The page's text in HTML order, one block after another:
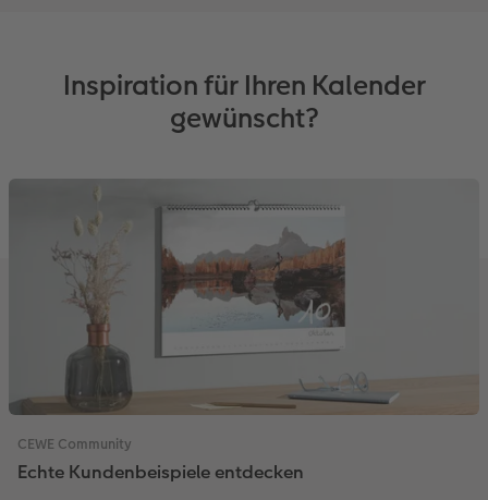
Inspiration für Ihren Kalender
gewünscht?
CEWE Community
Echte Kundenbeispiele entdecken